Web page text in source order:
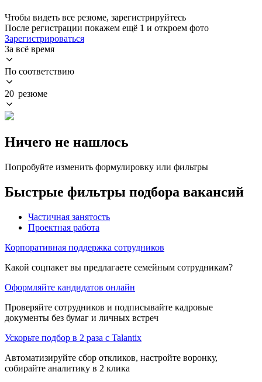
Чтобы видеть все резюме, зарегистрируйтесь
После регистрации покажем ещё 1 и откроем фото
Зарегистрироваться
За всё время
По соответствию
20 резюме
Ничего не нашлось
Попробуйте изменить формулировку или фильтры
Быстрые фильтры подбора вакансий
Частичная занятость
Проектная работа
Корпоративная поддержка сотрудников
Какой соцпакет вы предлагаете семейным сотрудникам?
Оформляйте кандидатов онлайн
Проверяйте сотрудников и подписывайте кадровые
документы без бумаг и личных встреч
Ускорьте подбор в 2 раза с Talantix
Автоматизируйте сбор откликов, настройте воронку,
собирайте аналитику в 2 клика